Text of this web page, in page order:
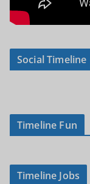
Social Timeline
Timeline Fun
Timeline Jobs